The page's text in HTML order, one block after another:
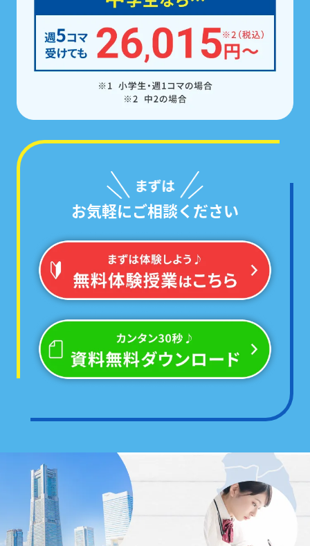
学校ごとのテスト範囲に絞った
「あなた専用の問題集」で対策するから、
必ず点数が伸びる!
お気軽にご相談ください